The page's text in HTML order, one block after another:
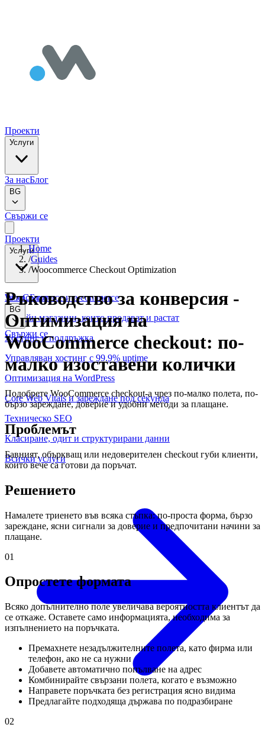
Проекти
Услуги
За насБлог
BG
Свържи се
Проекти
Услуги
WooCommerce и е-commerce
Онлайн магазини, които продават и растат
Хостинг и поддръжка
Управляван хостинг с 99.9% uptime
Оптимизация на WordPress
Core Web Vitals и зареждане под секунда
Техническо SEO
Класиране, одит и структурирани данни
Всички услуги
За насБлог
BG
Свържи се
Home
/Guides
/Woocommerce Checkout Optimization
Ръководство за конверсия -
Оптимизация на
WooCommerce checkout: по-
малко изоставени колички
Подобрете WooCommerce checkout-а чрез по-малко полета, по-
бързо зареждане, доверие и удобни методи за плащане.
Проблемът
Бавният, объркващ или недоверителен checkout губи клиенти,
които вече са готови да поръчат.
Решението
Намалете триенето във всяка стъпка: по-проста форма, бързо
зареждане, ясни сигнали за доверие и предпочитани начини за
плащане.
01
Опростете формата
Всяко допълнително поле увеличава вероятността клиентът да
се откаже. Оставете само информацията, необходима за
изпълнението на поръчката.
Премахнете незадължителните полета, като фирма или
телефон, ако не са нужни
Добавете автоматично попълване на адрес
Комбинирайте свързани полета, когато е възможно
Направете поръчката без регистрация ясно видима
Предлагайте подходяща държава по подразбиране
02